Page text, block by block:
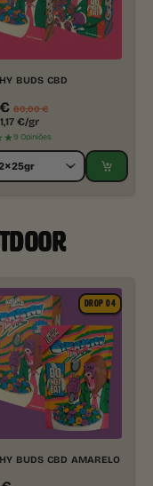
BUDS CBD
€ 80,00€
1,17€/gr
9 Opiniões
DROP 04
BUDS CBD AMARELO